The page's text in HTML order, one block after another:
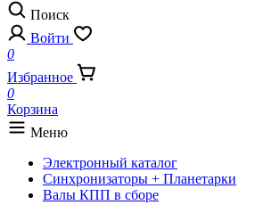
Поиск
Войти
0
Избранное
0
Корзина
Меню
Электронный каталог
Синхронизаторы + Планетарки
Валы КПП в сборе